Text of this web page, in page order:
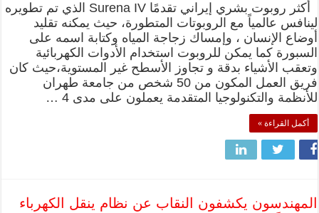
أكثر روبوت بشري إيراني تقدمًا Surena IV الذي تم تطويره
لينافس عالمياً مع الروبوتات المتطورة، حيث يمكنه تقليد
أوضاع الإنسان ، وإمساك زجاجة المياه وكتابة اسمه على
السبورة كما يمكن للروبوت استخدام الأدوات الكهربائية
وتعقب الأشياء بدقة و تجاوز الأسطح غير المستوية،حيث كان
فريق العمل المكون من 50 شخص من جامعة طهران
للأنظمة والتكنولوجيا المتقدمة يعملون على مدى 4 …
أكمل القراءة »
المهندسون يكشفون النقاب عن نظام ينقل الكهرباء